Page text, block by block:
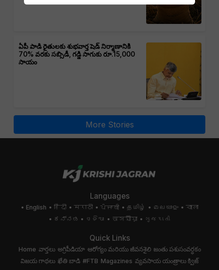
ఏపీ పాడి రైతులకు శుభవార్త షెడ్ నిర్మాణానికి
70% వరకు సబ్సిడీ, గడ్డి సాగుకు రూ.15,000
సాయం
More Stories
Languages
English हिंदी मराठी ਪੰਜਾਬੀ தமிழ் മലയാളം
বাংলা
ಕನ್ನಡ
ଓଡିଆ অসমীয়া ગુજરાતી
Quick Links
Home వార్తలు అగ్రిపీడియా ఆరోగ్యం మరియు జీవనశైలి జంతు పశుసంవర్ధకం
విజయ గాథలు ఖేతి బాడి #FTB Magazines వ్యవసాయ యంత్రాలు క్విజ్